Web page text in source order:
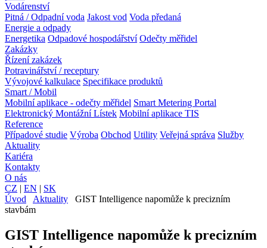
Vodárenství
Pitná / Odpadní voda Jakost vod Voda předaná
Energie a odpady
Energetika Odpadové hospodářství Odečty měřidel
Zakázky
Řízení zakázek
Potravinářství / receptury
Vývojové kalkulace Specifikace produktů
Smart / Mobil
Mobilní aplikace - odečty měřidel Smart Metering Portal
Elektronický Montážní Lístek Mobilní aplikace TIS
Reference
Případové studie Výroba Obchod Utility Veřejná správa Služby
Aktuality
Kariéra
Kontakty
O nás
CZ | EN | SK
Úvod
Aktuality
GIST Intelligence napomůže k precizním
stavbám
GIST Intelligence napomůže k precizním